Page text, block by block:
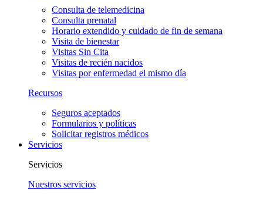
Consulta de telemedicina
Consulta prenatal
Horario extendido y cuidado de fin de semana
Visita de bienestar
Visitas Sin Cita
Visitas de recién nacidos
Visitas por enfermedad el mismo día
Recursos
Seguros aceptados
Formularios y políticas
Solicitar registros médicos
Servicios
Servicios
Nuestros servicios